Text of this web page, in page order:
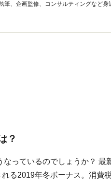
、企画監修、コンサルティングなど身
？
っているのでしょうか？ 最
る2019年冬ボーナス。消費